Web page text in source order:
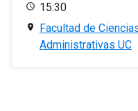
15:30
Facultad de
Administrativas UC